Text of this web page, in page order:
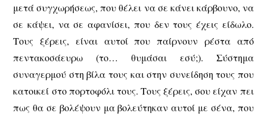
μετά συγχωρήσεως, που θέλει να σε κάνει κάρβουνο, να
σε κάψει, να σε αφανίσει, που δεν τους έχεις είδωλο.
Τους ξέρεις, είναι αυτοί που παίρνουν ρέστα από
πεντακοσάευρω (το… θυμάσαι εσύ;). Σύστημα
συναγερμού στη βίλα τους και στην συνείδηση τους που
κατοικεί στο πορτοφόλι τους. Τους ξέρεις, σου είχαν πει
πως θα σε βολέψουν μα βολεύτηκαν αυτοί με σένα, που